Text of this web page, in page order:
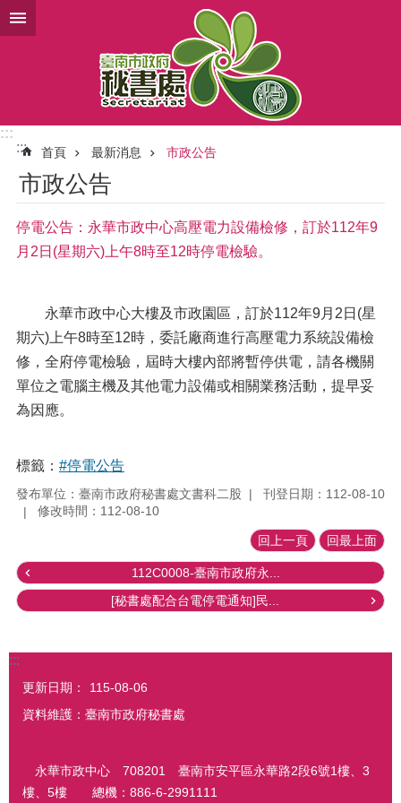
跳到主要內容區塊
:::
:::
首頁 最新消息 市政公告
市政公告
停電公告：永華市政中心高壓電力設備檢修，訂於112年9
月2日(星期六)上午8時至12時停電檢驗。
永華市政中心大樓及市政園區，訂於112年9月2日(星
期六)上午8時至12時，委託廠商進行高壓電力系統設備檢
修，全府停電檢驗，屆時大樓內部將暫停供電，請各機關
單位之電腦主機及其他電力設備或相關業務活動，提早妥
為因應。
標籤： #停電公告
發布單位：臺南市政府秘書處文書科二股
刊登日期：112-08-10
修改時間：112-08-10
回上一頁 回最上面
112C0008-臺南市政府永...
[秘書處配合台電停電通知]民...
:::
更新日期：
115-08-06
資料維護：臺南市政府秘書處
永華市政中心 708201 臺南市安平區永華路2段6號1樓、3
樓、5樓 總機：886-6-2991111